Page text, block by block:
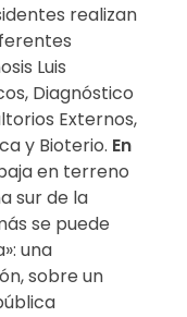
realizan
Luis
Diagnóstico
Externos,
y Bioterio. En
en terreno
sur de la
se puede
una
sobre un